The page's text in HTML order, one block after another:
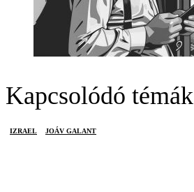
Kapcsolódó témák
IZRAEL JOÁV GALANT